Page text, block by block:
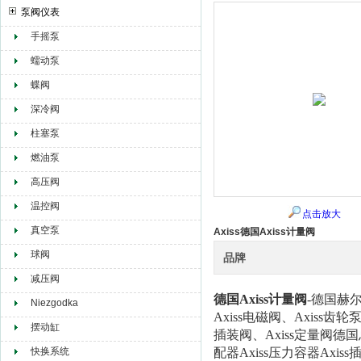
赫尔纳贸易（大连）有限公司
泵阀仪表
手摇泵
蠕动泵
蝶阀
深冷阀
柱塞泵
燃油泵
高压阀
温控阀
真空泵
球阀
减压阀
Niezgodka
摆动缸
快换系统
点击放大
Axiss德国Axiss计量阀
品牌
德国Axiss计量阀-德国赫
Axiss电磁阀、Axiss齿轮
插装阀、Axiss定量阀德
配器Axiss压力容器Axiss